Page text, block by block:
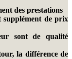
des prestations
supplément de prix
sont de qualité
la différence de